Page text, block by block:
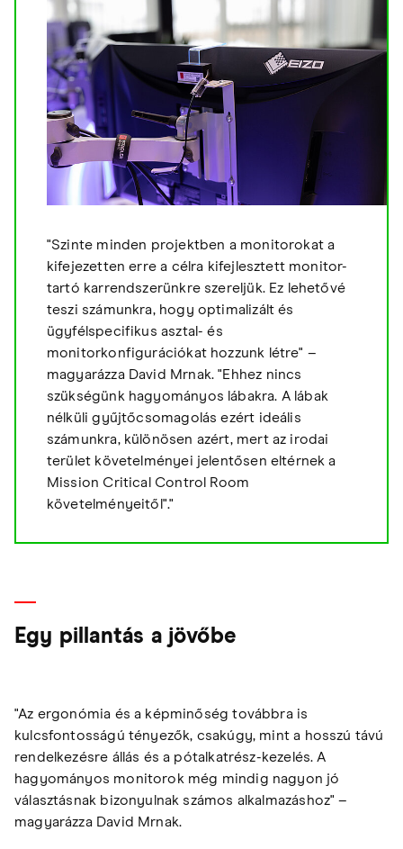
"Szinte minden projektben a monitorokat a
kifejezetten erre a célra kifejlesztett monitor-
tartó karrendszerünkre szereljük. Ez lehetővé
teszi számunkra, hogy optimalizált és
ügyfélspecifikus asztal- és
monitorkonfigurációkat hozzunk létre" –
magyarázza David Mrnak. "Ehhez nincs
szükségünk hagyományos lábakra. A lábak
nélküli gyűjtőcsomagolás ezért ideális
számunkra, különösen azért, mert az irodai
terület követelményei jelentősen eltérnek a
Mission Critical Control Room
követelményeitől"."
Egy pillantás a jövőbe
"Az ergonómia és a képminőség továbbra is
kulcsfontosságú tényezők, csakúgy, mint a hosszú távú
rendelkezésre állás és a pótalkatrész-kezelés. A
hagyományos monitorok még mindig nagyon jó
választásnak bizonyulnak számos alkalmazáshoz" –
magyarázza David Mrnak.